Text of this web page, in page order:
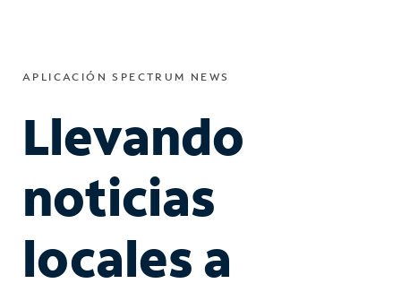
APLICACIÓN SPECTRUM NEWS
Llevando
noticias
locales a